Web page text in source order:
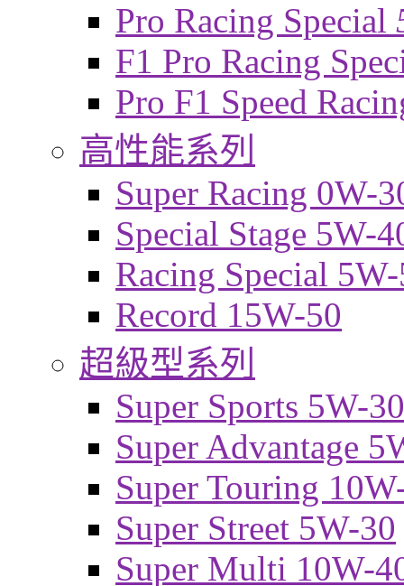
Pro Racing Special
F1 Pro Racing
Pro F1 Speed
高性能系列
Super Racing 0W-
Special Stage 5W-
Racing Special
Record 15W-50
超級型系列
Super Sports 5W-30
Super Advantage
Super Touring
Super Street 5W-30
Super Multi 10W-